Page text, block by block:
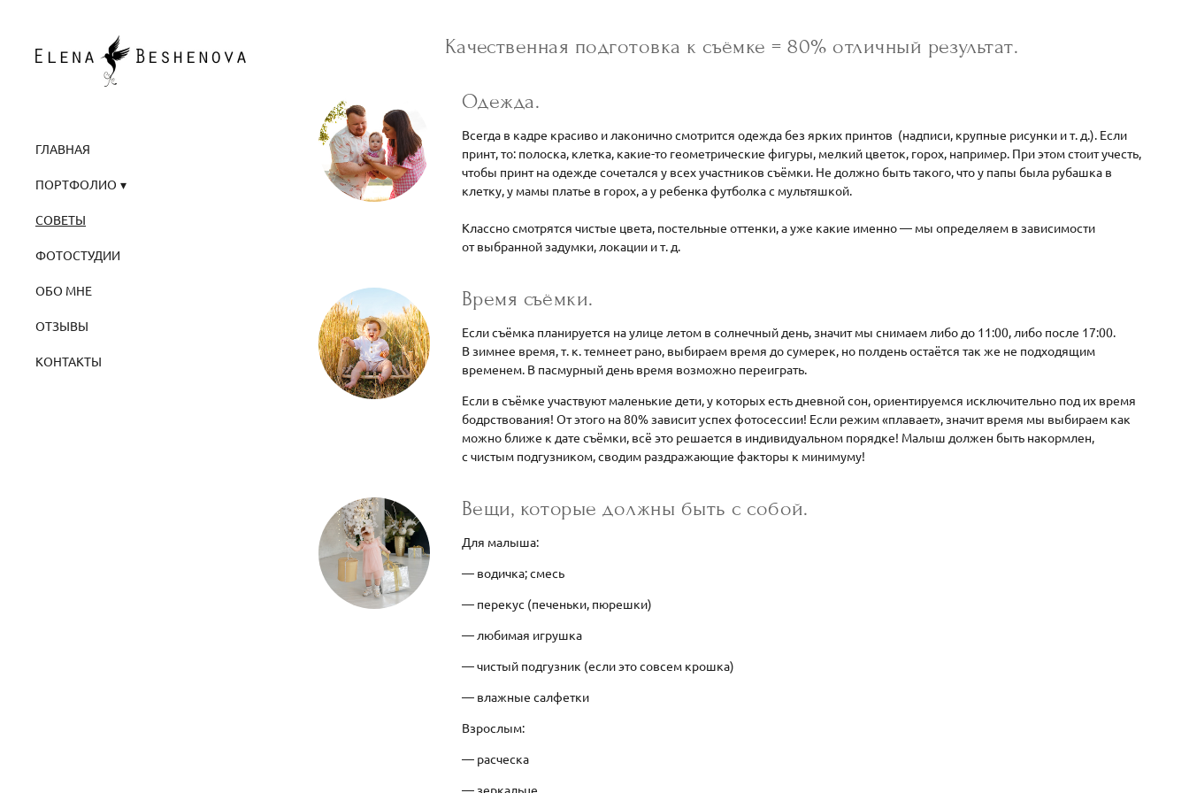
ГЛАВНАЯ
ПОРТФОЛИО
СОВЕТЫ
ФОТОСТУДИИ
ОБО МНЕ
ОТЗЫВЫ
КОНТАКТЫ
Качественная подготовка к съёмке = 80% отличный результат.
Одежда.
Всегда в кадре красиво и лаконично смотрится одежда без ярких принтов (надписи, крупные рисунки и т. д.). Если
принт, то: полоска, клетка, какие-то геометрические фигуры, мелкий цветок, горох, например. При этом стоит учесть,
чтобы принт на одежде сочетался у всех участников съёмки. Не должно быть такого, что у папы была рубашка в
клетку, у мамы платье в горох, а у ребенка футболка с мультяшкой.
Классно смотрятся чистые цвета, постельные оттенки, а уже какие именно — мы определяем в зависимости
от выбранной задумки, локации и т. д.
Время съёмки.
Если съёмка планируется на улице летом в солнечный день, значит мы снимаем либо до 11:00, либо после 17:00.
В зимнее время, т. к. темнеет рано, выбираем время до сумерек, но полдень остаётся так же не подходящим
временем. В пасмурный день время возможно переиграть.
Если в съёмке участвуют маленькие дети, у которых есть дневной сон, ориентируемся исключительно под их время
бодрствования! От этого на 80% зависит успех фотосессии! Если режим «плавает», значит время мы выбираем как
можно ближе к дате съёмки, всё это решается в индивидуальном порядке! Малыш должен быть накормлен,
с чистым подгузником, сводим раздражающие факторы к минимуму!
Вещи, которые должны быть с собой.
Для малыша:
— водичка; смесь
— перекус (печеньки, пюрешки)
— любимая игрушка
— чистый подгузник (если это совсем крошка)
— влажные салфетки
Взрослым:
— расческа
— зеркальце